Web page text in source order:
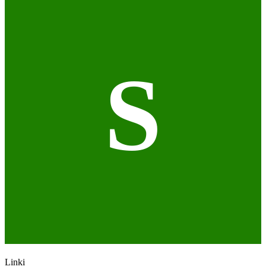
S
Linki